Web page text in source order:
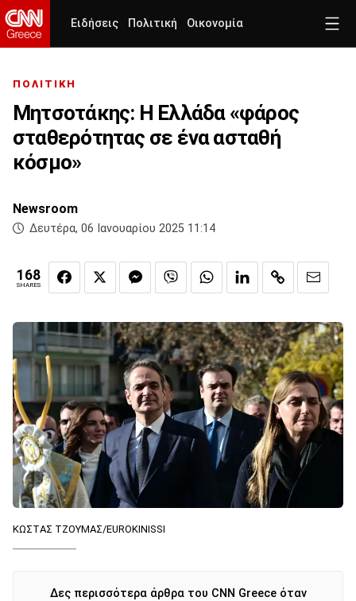
Ειδήσεις Πολιτική Οικονομία
ΠΟΛΙΤΙΚΗ
Μητσοτάκης: Η Ελλάδα «φάρος
σταθερότητας σε ένα ασταθή
κόσμο»
Newsroom
Δευτέρα, 06 Ιανουαρίου 2025 11:14
168
SHARES
ΚΩΣΤΑΣ ΤΖΟΥΜΑΣ/EUROKINISSI
Δες περισσότερα άρθρα του CNN Greece όταν